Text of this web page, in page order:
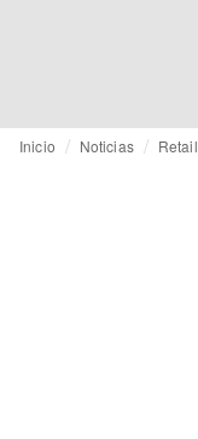
Inicio Noticias Retail